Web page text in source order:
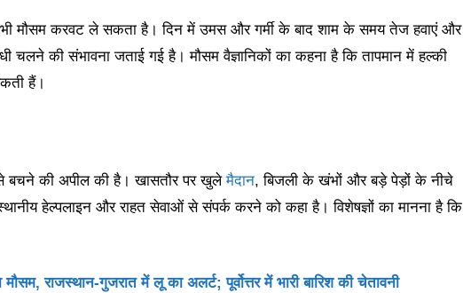
भी मौसम करवट ले सकता है। दिन में उमस और गर्मी के बाद शाम के समय तेज हवाएं और
की संभावना जताई गई है। मौसम वैज्ञानिकों का कहना है कि तापमान में हल्की
हैं।
से बचने की अपील की है। खासतौर पर खुलेमैदान, बिजली के खंभों और बड़े पेड़ों के नीचे
हेल्पलाइन और राहत सेवाओं से संपर्क करने को कहा है। विशेषज्ञों का मानना है कि
राजस्थान-गुजरात में लू का अलर्ट; पूर्वोत्तर में भारी बारिश की चेतावनी